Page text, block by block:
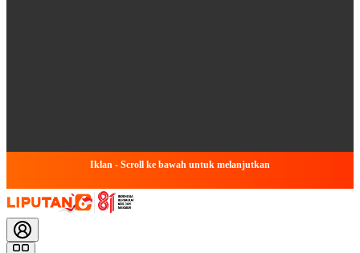
Iklan - Scroll ke bawah untuk melanjutkan